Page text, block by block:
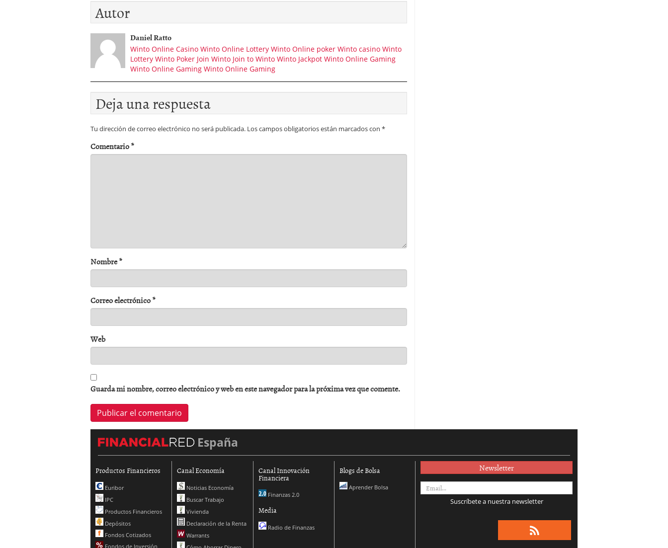
financiaciÃ³n?
Autor
Daniel Ratto
Winto Online Casino Winto Online Lottery Winto Online poker Winto casino Winto
Lottery Winto Poker Join Winto Join to Winto Winto Jackpot Winto Online Gaming
Winto Online Gaming Winto Online Gaming
Deja una respuesta
Tu dirección de correo electrónico no será publicada. Los campos obligatorios están marcados con *
Comentario*
Nombre*
Correo electrónico*
Web
Guarda mi nombre, correo electrónico y web en este navegador para la próxima vez que comente.
España
Productos Financieros
Euribor
IPC
Productos Financieros
Depósitos
Fondos Cotizados
Fondos de Inversión
Canal Economía
Noticias Economía
Buscar Trabajo
Vivienda
Declaración de la Renta
Warrants
Canal Innovación
Financiera
Finanzas 2.0
Media
Radio de Finanzas
Blogs de Bolsa
Aprender Bolsa
Newsletter
Suscríbete a nuestra newsletter